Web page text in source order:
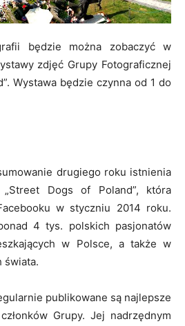
będzie można zobaczyć w
zdjęć Grupy Fotograficznej
Wystawa będzie czynna od 1 do
drugiego roku istnienia
„Street Dogs of Poland”, która
w styczniu 2014 roku.
4 tys. polskich pasjonatów
w Polsce, a także w
świata.
publikowane są najlepsze
Grupy. Jej nadrzędnym